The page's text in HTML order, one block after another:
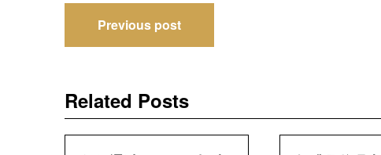
章
导
航
Previous post
Related Posts